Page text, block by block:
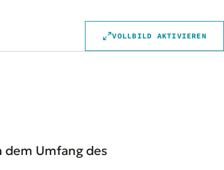
VOLLBILD AKTIVIEREN
dem Umfang des